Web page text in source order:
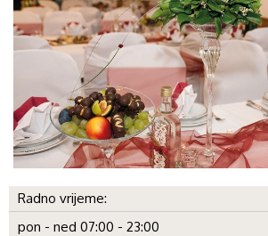
Radno vrijeme:
pon - ned 07:00 - 23:00